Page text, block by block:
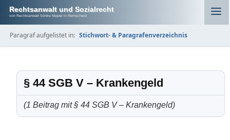
Rechtsanwalt und Sozialrecht
von Rechtsanwalt Sönke Nippel in Remscheid
Paragraf aufgelistet in: Stichwort- & Paragrafenverzeichnis
§ 44 SGB V – Krankengeld
(1 Beitrag mit § 44 SGB V – Krankengeld)